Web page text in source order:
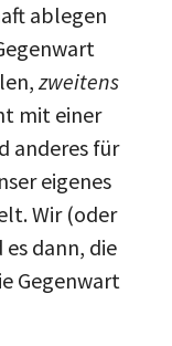
ablegen
zweitens
mit einer
anderes für
eigenes
Wir (oder
dann, die
Gegenwart